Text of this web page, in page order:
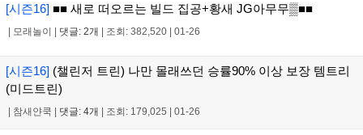
[시즌16] ■■ 새로 떠오르는 빌드 집공+황새 JG아무무▒■■
| 모래놀이 | 댓글: 2개 | 조회: 382,520 | 01-26
[시즌16] (챌린저 트린) 나만 몰래쓰던 승률90% 이상 보장 템트리
(미드트린)
| 참새얀쿡 | 댓글: 4개 | 조회: 179,025 | 01-26